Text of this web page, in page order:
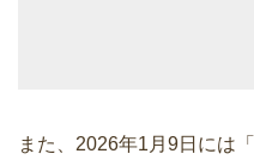
また、2026年1月9日には「